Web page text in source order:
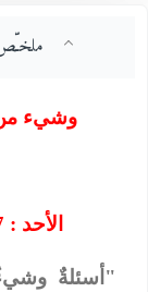
وشيء من
الأحد : 17/صفر/1445هـ - الموافق 2023/9/3م
"أسئلةٌ